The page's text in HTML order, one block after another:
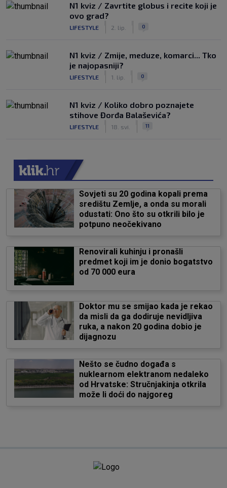
N1 kviz / Zavrtite globus i recite koji je
ovo grad?
LIFESTYLE 2. lip. 0
N1 kviz / Zmije, meduze, komarci... Tko
je najopasniji?
LIFESTYLE 1. lip. 0
N1 kviz / Koliko dobro poznajete
stihove Đorđa Balaševića?
LIFESTYLE 18. svi. 11
Sovjeti su 20 godina kopali prema
središtu Zemlje, a onda su morali
odustati: Ono što su otkrili bilo je
potpuno neočekivano
Renovirali kuhinju i pronašli
predmet koji im je donio bogatstvo
od 70 000 eura
Doktor mu se smijao kada je rekao
da misli da ga dodiruje nevidljiva
ruka, a nakon 20 godina dobio je
dijagnozu
Nešto se čudno događa s
nuklearnom elektranom nedaleko
od Hrvatske: Stručnjakinja otkrila
može li doći do najgoreg